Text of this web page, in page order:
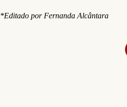
*Editado por Fernanda Alcântara